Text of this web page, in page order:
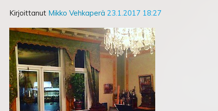
Kirjoittanut Mikko Vehkaperä 23.1.2017 18:27